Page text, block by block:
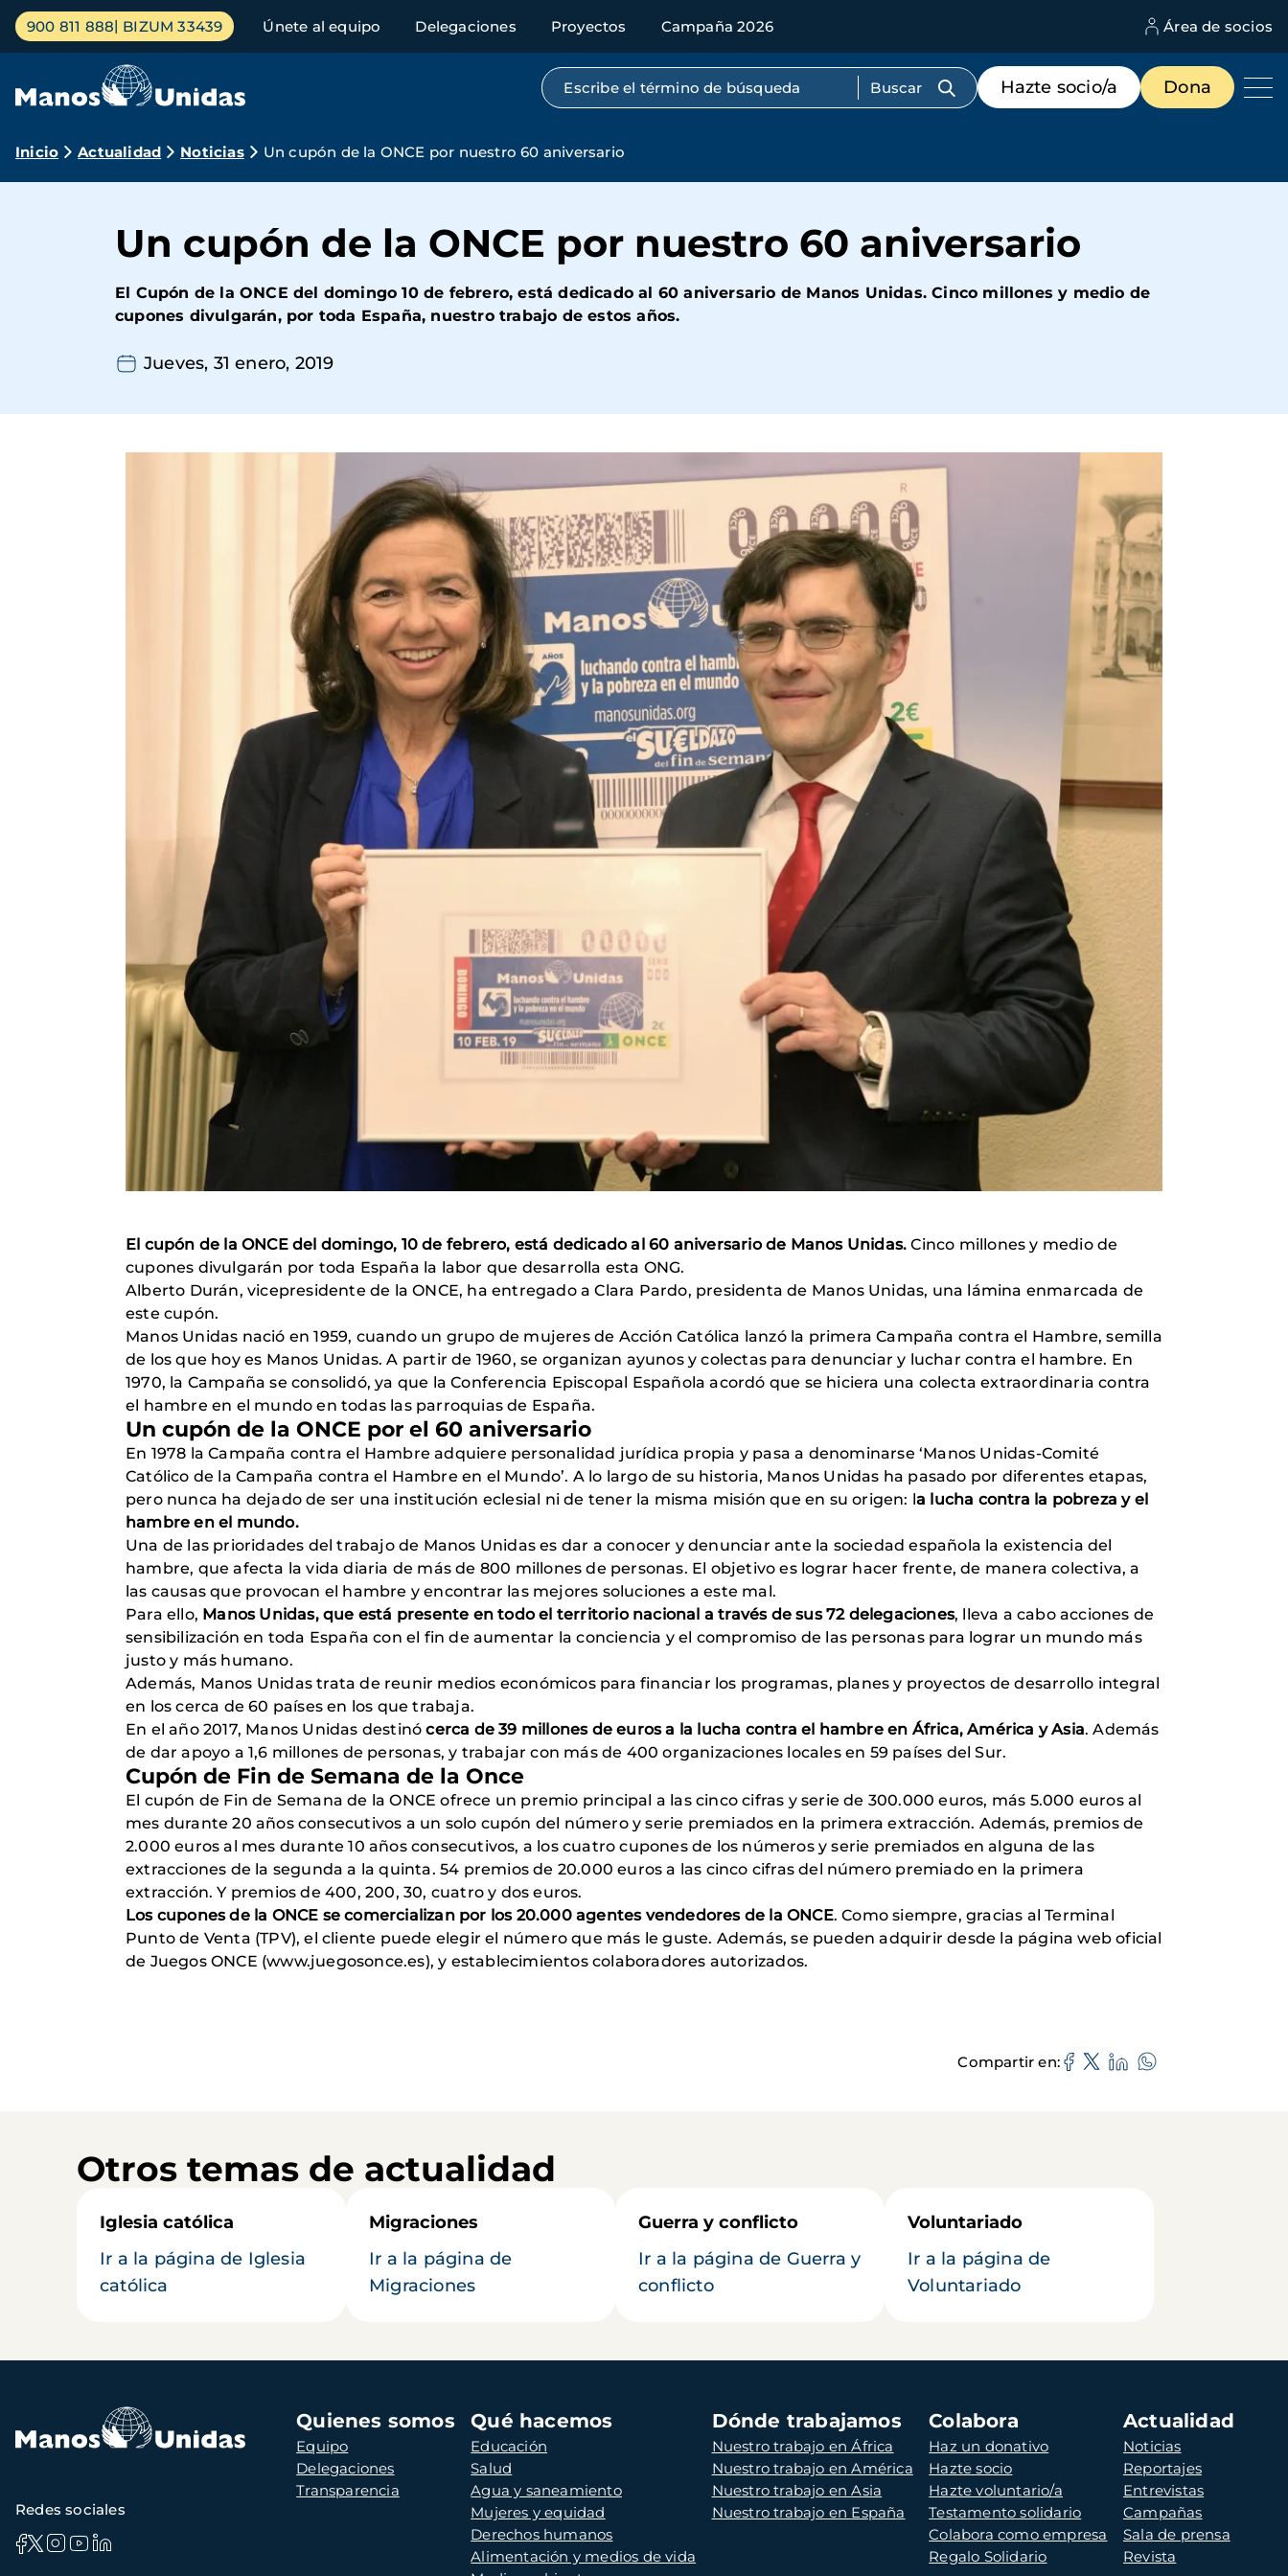
Pasar
contenido
Menú
principal
900 811 888 BIZUM 33439 Únete al equipo Delegaciones Proyectos Campaña 2026 Área de socios
Búsqueda por texto completo
Menú
de
destacados
Hazte socio/a Dona
Ruta
navegación
Inicio Actualidad Noticias Un cupón de la ONCE por nuestro 60 aniversario
Un cupón de la ONCE por nuestro 60 aniversario
El Cupón de la ONCE del domingo 10 de febrero, está dedicado al 60 aniversario de Manos Unidas. Cinco millones y medio de
cupones divulgarán, por toda España, nuestro trabajo de estos años.
Jueves, 31 enero, 2019
El cupón de la ONCE del domingo, 10 de febrero, está dedicado al 60 aniversario de Manos Unidas.Cinco millones y medio de
cupones divulgarán por toda España la labor que desarrolla esta ONG.
Alberto Durán, vicepresidente de la ONCE, ha entregado a Clara Pardo, presidenta de Manos Unidas, una lámina enmarcada de
este cupón.
Manos Unidas nació en 1959, cuando un grupo de mujeres de Acción Católica lanzó la primera Campaña contra el Hambre, semilla
de los que hoy es Manos Unidas. A partir de 1960, se organizan ayunos y colectas para denunciar y luchar contra el hambre. En
1970, la Campaña se consolidó, ya que la Conferencia Episcopal Española acordó que se hiciera una colecta extraordinaria contra
el hambre en el mundo en todas las parroquias de España.
Un cupón de la ONCE por el 60 aniversario
En 1978 la Campaña contra el Hambre adquiere personalidad jurídica propia y pasa a denominarse ‘Manos Unidas-Comité
Católico de la Campaña contra el Hambre en el Mundo’. A lo largo de su historia, Manos Unidas ha pasado por diferentes etapas,
pero nunca ha dejado de ser una institución eclesial ni de tener la misma misión que en su origen: la lucha contra la pobreza y el
hambre en el mundo.
Una de las prioridades del trabajo de Manos Unidas es dar a conocer y denunciar ante la sociedad española la existencia del
hambre, que afecta la vida diaria de más de 800 millones de personas. El objetivo es lograr hacer frente, de manera colectiva, a
las causas que provocan el hambre y encontrar las mejores soluciones a este mal.
Para ello, Manos Unidas, que está presente en todo el territorio nacional a través de sus 72 delegaciones, lleva a cabo acciones de
sensibilización en toda España con el fin de aumentar la conciencia y el compromiso de las personas para lograr un mundo más
justo y más humano.
Además, Manos Unidas trata de reunir medios económicos para financiar los programas, planes y proyectos de desarrollo integral
en los cerca de 60 países en los que trabaja.
En el año 2017, Manos Unidas destinócerca de 39 millones de euros a la lucha contra el hambre en África, América y Asia. Además
de dar apoyo a 1,6 millones de personas, y trabajar con más de 400 organizaciones locales en 59 países del Sur.
Cupón de Fin de Semana de la Once
El cupón de Fin de Semana de la ONCE ofrece un premio principal a las cinco cifras y serie de 300.000 euros, más 5.000 euros al
mes durante 20 años consecutivos a un solo cupón del número y serie premiados en la primera extracción. Además, premios de
2.000 euros al mes durante 10 años consecutivos, a los cuatro cupones de los números y serie premiados en alguna de las
extracciones de la segunda a la quinta. 54 premios de 20.000 euros a las cinco cifras del número premiado en la primera
extracción. Y premios de 400, 200, 30, cuatro y dos euros.
Los cupones de la ONCE se comercializan por los 20.000 agentes vendedores de la ONCE. Como siempre, gracias al Terminal
Punto de Venta (TPV), el cliente puede elegir el número que más le guste. Además, se pueden adquirir desde la página web oficial
de Juegos ONCE (www.juegosonce.es), y establecimientos colaboradores autorizados.
Compartir en
Otros temas de actualidad
Iglesia católica
Ir a la página de Iglesia
católica
Migraciones
Ir a la página de
Migraciones
Guerra y conflicto
Ir a la página de Guerra y
conflicto
Voluntariado
Ir a la página de
Voluntariado
Navegación
principal
Quienes somos
Equipo
Delegaciones
Transparencia
Qué hacemos
Educación
Salud
Agua y saneamiento
Mujeres y equidad
Derechos humanos
Alimentación y medios de vida
Dónde trabajamos
Nuestro trabajo en África
Nuestro trabajo en América
Nuestro trabajo en Asia
Nuestro trabajo en España
Colabora
Haz un donativo
Hazte socio
Hazte voluntario/a
Testamento solidario
Colabora como empresa
Regalo Solidario
Actualidad
Noticias
Reportajes
Entrevistas
Campañas
Sala de prensa
Revista
Redes sociales